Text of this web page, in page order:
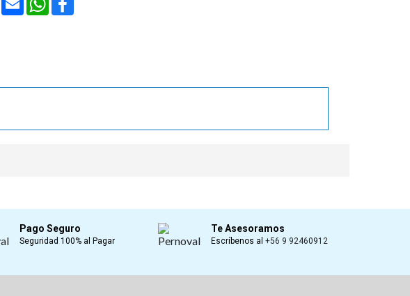
Pago Seguro
Seguridad 100% al Pagar
Te Asesoramos
Escríbenos al +56 9 92460912